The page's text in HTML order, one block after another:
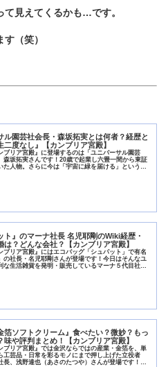
て見えてくるかも…です。
（笑）
ル園芸社会長・森坂拓実とは何者？経歴と
二度なし』【カンブリア宮殿】
ブリア宮殿』に登場するのは「ユニバーサル園芸
森坂拓実さんです！20歳で起業し六畳一間から東証
た人物。さらに今は「宇宙に緑を届ける」というス
ト』のマーナ社長 名児耶剛のWiki経歴・
は？どんな会社？【カンブリア宮殿】
ブリア宮殿』にはエコバッグ「シュパット」で有名
の社長・名児耶剛さんが登場です！今日はそんなユ
な生活雑貨を発明・販売しているマーナ５代目社
箔ソフトクリーム』食べたい？微妙？もっ
味や評判まとめ！【カンブリア宮殿】
ブリア宮殿』では金沢ならではの産業・金箔を、単
工芸品・日常を彩るモノにまで押し上げた立役者
長、浅野達也（あさのたつや）さんが登場です！そ